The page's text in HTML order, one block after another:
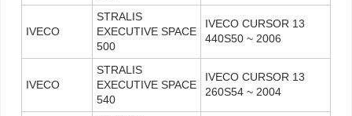
IVECO
STRALIS
EXECUTIVE SPACE
500
IVECO CURSOR 13
440S50 ~ 2006
IVECO
STRALIS
EXECUTIVE SPACE
540
IVECO CURSOR 13
260S54 ~ 2004